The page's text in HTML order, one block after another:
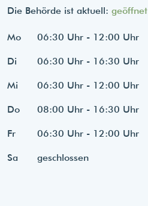
Die Behörde ist aktuell: geöffnet
Mo 06:30 Uhr - 12:00 Uhr
Di 06:30 Uhr - 16:30 Uhr
Mi 06:30 Uhr - 12:00 Uhr
Do 08:00 Uhr - 16:30 Uhr
Fr 06:30 Uhr - 12:00 Uhr
Sa geschlossen